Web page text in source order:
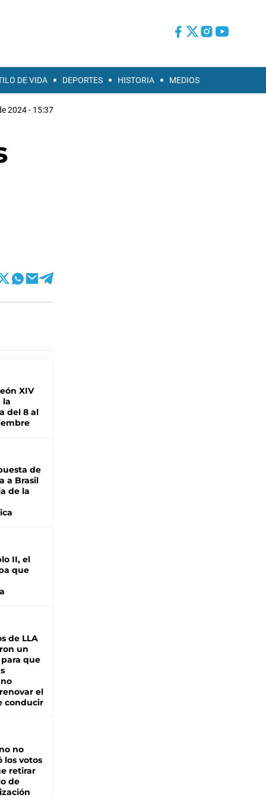
DE VIDA DEPORTES HISTORIA MEDIOS
2024 - 15:37
XIV
la
del 8 al
de
a Brasil
de la
II, el
que
de LLA
un
que
el
conducir
no
los votos
retirar
de